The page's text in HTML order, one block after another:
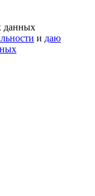
данных
и даю